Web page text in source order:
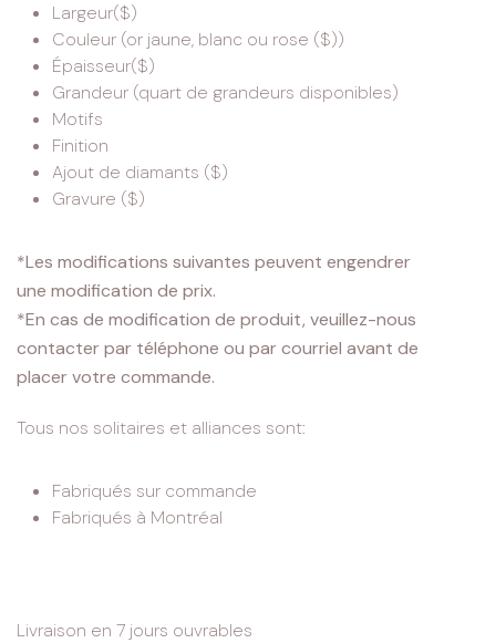
Largeur($)
Couleur (or jaune, blanc ou rose ($))
Épaisseur($)
Grandeur (quart de grandeurs disponibles)
Motifs
Finition
Ajout de diamants ($)
Gravure ($)
*Les modifications suivantes peuvent engendrer
une modification de prix.
*En cas de modification de produit, veuillez-nous
contacter par téléphone ou par courriel avant de
placer votre commande.
Tous nos solitaires et alliances sont:
Fabriqués sur commande
Fabriqués à Montréal
Livraison en 7 jours ouvrables